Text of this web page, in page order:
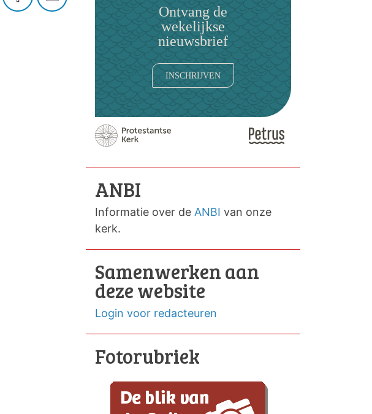
Ontvang de
wekelijkse
nieuwsbrief
INSCHRIJVEN
ANBI
Informatie over de ANBI van onze
kerk.
Samenwerken aan
deze website
Login voor redacteuren
Fotorubriek